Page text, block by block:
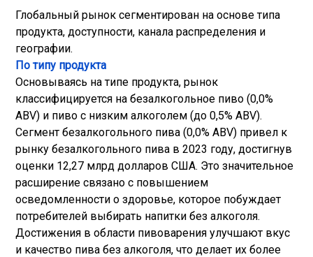
Глобальный рынок сегментирован на основе типа
продукта, доступности, канала распределения и
географии.
По типу продукта
Основываясь на типе продукта, рынок
классифицируется на безалкогольное пиво (0,0%
ABV) и пиво с низким алкоголем (до 0,5% ABV).
Сегмент безалкогольного пива (0,0% ABV) привел к
рынку безалкогольного пива в 2023 году, достигнув
оценки 12,27 млрд долларов США. Это значительное
расширение связано с повышением
осведомленности о здоровье, которое побуждает
потребителей выбирать напитки без алкоголя.
Достижения в области пивоварения улучшают вкус
и качество пива без алкоголя, что делает их более